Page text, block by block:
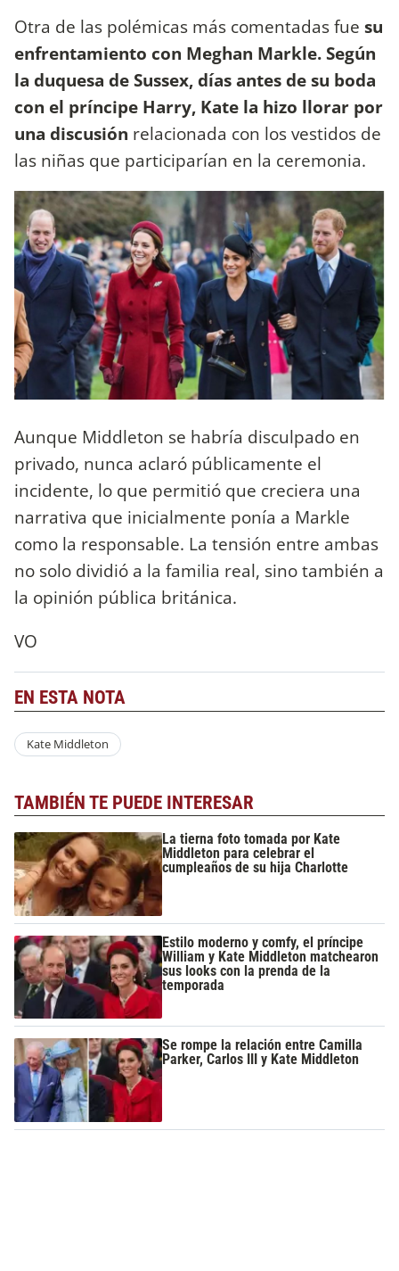
Otra de las polémicas más comentadas fue su
enfrentamiento con Meghan Markle. Según
la duquesa de Sussex, días antes de su boda
con el príncipe Harry, Kate la hizo llorar por
una discusión relacionada con los vestidos de
las niñas que participarían en la ceremonia.
Aunque Middleton se habría disculpado en
privado, nunca aclaró públicamente el
incidente, lo que permitió que creciera una
narrativa que inicialmente ponía a Markle
como la responsable. La tensión entre ambas
no solo dividió a la familia real, sino también a
la opinión pública británica.
VO
EN ESTA NOTA
Kate Middleton
TAMBIÉN TE PUEDE INTERESAR
La tierna foto tomada por Kate
Middleton para celebrar el
cumpleaños de su hija Charlotte
Estilo moderno y comfy, el príncipe
William y Kate Middleton matchearon
sus looks con la prenda de la
temporada
Se rompe la relación entre Camilla
Parker, Carlos III y Kate Middleton